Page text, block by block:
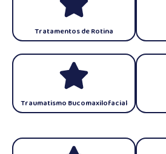
Tratamentos de Rotina
Traumatismo Bucomaxilofacial